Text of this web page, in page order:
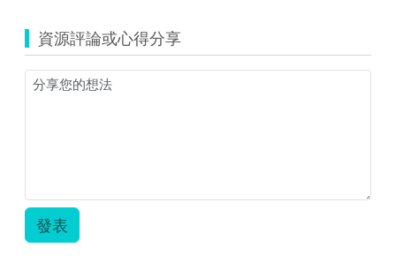
國
小
資源評論或心得分享
發表